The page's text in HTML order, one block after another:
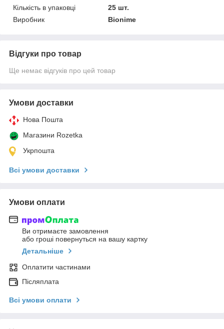
Кількість в упаковці
25 шт.
Виробник
Bionime
Відгуки про товар
Ще немає відгуків про цей товар
Умови доставки
Нова Пошта
Магазини Rozetka
Укрпошта
Всі умови доставки
Умови оплати
Ви отримаєте замовлення
або гроші повернуться на вашу картку
Детальніше
Оплатити частинами
Післяплата
Всі умови оплати